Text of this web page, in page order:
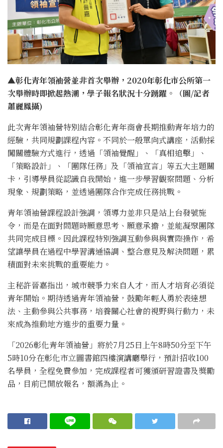
▲彰化青年領袖營並非首次舉辦，2020年彰化市公所第一
次舉辦時即掀起熱潮，學子報名狀況十分踴躍。（圖/記者
蕭麗鳳攝)
此次青年領袖營特別結合彰化青年商會長期推動青年培力的
經驗，共同規劃課程內容。不同於一般單向式講座，活動採
闖關體驗方式進行，透過「領袖覺醒」、「真相追擊」、
「策略設計」、「團隊任務」及「領袖宣言」等五大主題關
卡，引導學員從認識自我開始，進一步學習觀察問題、分析
現象、規劃策略，並透過團隊合作完成任務挑戰。
青年領袖營課程設計強調，領導力並非只是站上台發號施
令，而是在面對問題時願意思考、願意承擔，並能凝聚團隊
共同完成目標。因此課程特別強調互動參與與實際操作，希
望讓學員在過程中學習溝通協調、整合意見及解決問題，累
積面對未來挑戰的重要能力。
主秘許晉嘉指出，城市競爭力來自人才，而人才培育必須從
青年開始。期待透過青年領袖營，鼓勵年輕人勇於表達想
法、主動參與公共事務，培養關心社會的視野與行動力，未
來成為推動地方進步的重要力量。
「2026彰化青年領袖營」將於7月25日上午8時50分至下午
5時10分在彰化市立圖書館四樓演講廳舉行，預計招收100
名學員，全程免費參加，完成課程者可獲頒研習證書及獎勵
品，目前已開放報名，額滿為止。